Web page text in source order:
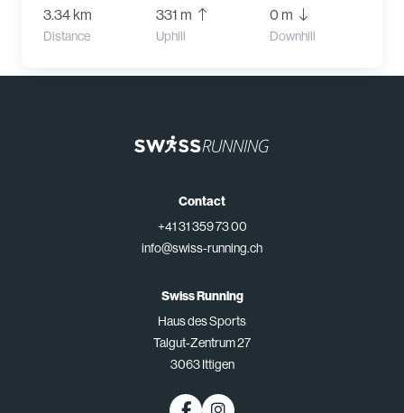
3.34 km
Distance
331 m
Uphill
0 m
Downhill
Contact
+41 31 359 73 00
info@swiss-running.ch
Swiss Running
Haus des Sports
Talgut-Zentrum 27
3063 Ittigen